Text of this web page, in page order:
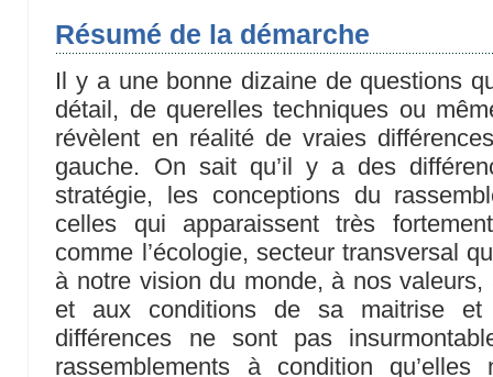
Résumé de la démarche
Il y a une bonne dizaine de questions
détail, de querelles techniques ou
révèlent en réalité de vraies
gauche. On sait qu’il y a des
stratégie, les conceptions du
celles qui apparaissent très
comme l’écologie, secteur transversal
à notre vision du monde, à nos
et aux conditions de sa maitrise et
différences ne sont pas
rassemblements à condition